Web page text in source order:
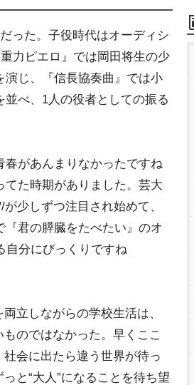
った。子役時代はオーディシ
力ピエロ』では岡田将生の少
じ、『信長協奏曲』では小
べ、1人の役者としての振る
春があんまりなかったですね
てた時期がありました。芸大
少しずつ注目され始めて、
『君の膵臓をたべたい』のオ
自分にびっくりですね
立しながらの学校生活は、
のではなかった。早くここ
会に出たら違う世界が待っ
と“大人”になることを待ち望